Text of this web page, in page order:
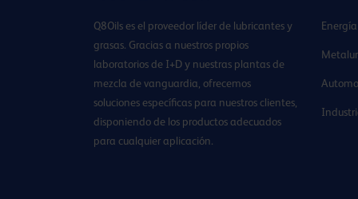
Q8Oils es el proveedor líder de lubricantes y
grasas. Gracias a nuestros propios
laboratorios de I+D y nuestras plantas de
mezcla de vanguardia, ofrecemos
soluciones específicas para nuestros clientes,
disponiendo de los productos adecuados
para cualquier aplicación.
Energía